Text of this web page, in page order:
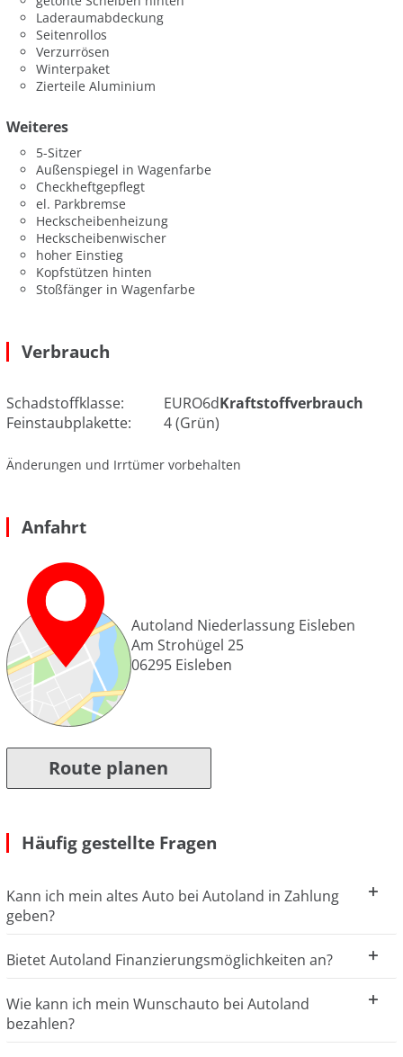
Laderaumabdeckung
Seitenrollos
Verzurrösen
Winterpaket
Zierteile Aluminium
Weiteres
5-Sitzer
Außenspiegel in Wagenfarbe
Checkheftgepflegt
el. Parkbremse
Heckscheibenheizung
Heckscheibenwischer
hoher Einstieg
Kopfstützen hinten
Stoßfänger in Wagenfarbe
Verbrauch
Schadstoffklasse:
EURO6d
Feinstaubplakette:
4 (Grün)
Kraftstoffverbrauch
Änderungen und Irrtümer vorbehalten
Anfahrt
Autoland Niederlassung Eisleben
Am Strohügel 25
06295 Eisleben
Route planen
Häufig gestellte Fragen
Kann ich mein altes Auto bei Autoland in Zahlung
geben?
Bietet Autoland Finanzierungsmöglichkeiten an?
Wie kann ich mein Wunschauto bei Autoland
bezahlen?